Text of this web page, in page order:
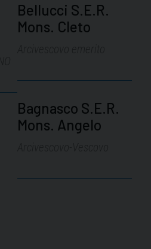
Bellucci S.E.R.
Mons. Cleto
Bagnasco S.E.R.
Mons. Angelo